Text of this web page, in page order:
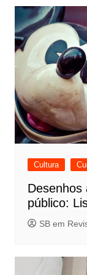
Cultura
Desenhos
público:
SB em